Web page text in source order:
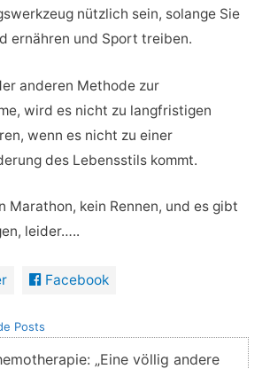
nützlich sein, solange Sie
ernähren und Sport treiben.
anderen Methode zur
wird es nicht zu langfristigen
wenn es nicht zu einer
des Lebensstils kommt.
Marathon, kein Rennen, und es gibt
leider…..
Facebook
Posts
„Eine völlig andere